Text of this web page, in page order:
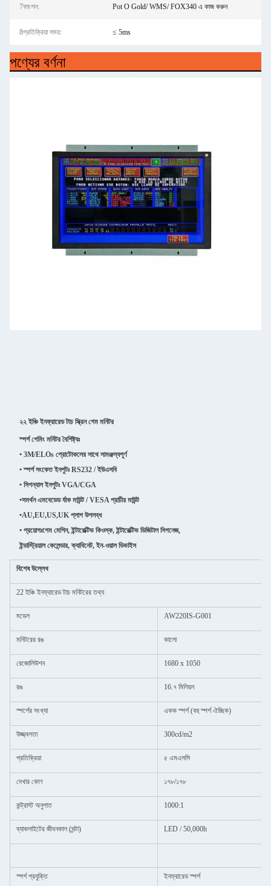
7ফাংশন: Pot O Gold/ WMS/ FOX340 এ কাজ করুন
8প্রতিক্রিয়া সময়: ≤ 5ms
পণ্যের বর্ণনা
২২ ইঞ্চি ইনফ্রারেড টাচ স্ক্রিন গেম মনিটর
স্পর্শ গেমিং মনিটর বৈশিষ্ট্যঃ
• 3M/ELOs প্রোটোকলের সাথে সামঞ্জস্যপূর্ণ
• স্পর্শ সংকেত ইনপুটঃ RS232 / ইউএসবি
• সিগন্যাল ইনপুটঃ VGA/CGA
•সমর্থন এমবেডেড র্যাক মাউন্ট / VESA প্রাচীর মাউন্ট
•AU,EU,US,UK প্লাগ উপলব্ধ
• প্রয়োগঃগেম মেশিন, ইন্টারেক্টিভ কিওস্ক, ইন্টারেক্টিভ ডিজিটাল সিগনেজ,
ইন্ডাস্ট্রিয়াল কেলেন্ডার, ক্যাবিনেট, ইন-ওয়াল ডিভাইস
বিশেষ উল্লেখ
22 ইঞ্চি ইনফ্রারেড টাচ মনিটরের তথ্য
মডেল AW220IS-G001
মনিটরের রঙ কালো
রেজোলিউশন 1680 x 1050
রঙ 16.৭ মিলিয়ন
স্পর্শের সংখ্যা একক স্পর্শ (বহু স্পর্শ ঐচ্ছিক)
উজ্জ্বলতা 300cd/m2
প্রতিক্রিয়া ৫ এমএসসি
দেখার কোণ ১৭৮/১৭৮
কন্ট্রাস্ট অনুপাত 1000:1
ব্যাকলাইটের জীবনকাল (ঘন্টা) LED / 50,000h
স্পর্শ প্রযুক্তি ইনফ্রারেড স্পর্শ